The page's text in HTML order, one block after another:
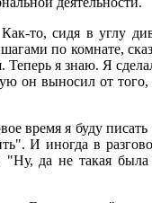
то, сидя в углу
по комнате,
я знаю. Я
он выносил от
время я буду
И иногда в
да не такая